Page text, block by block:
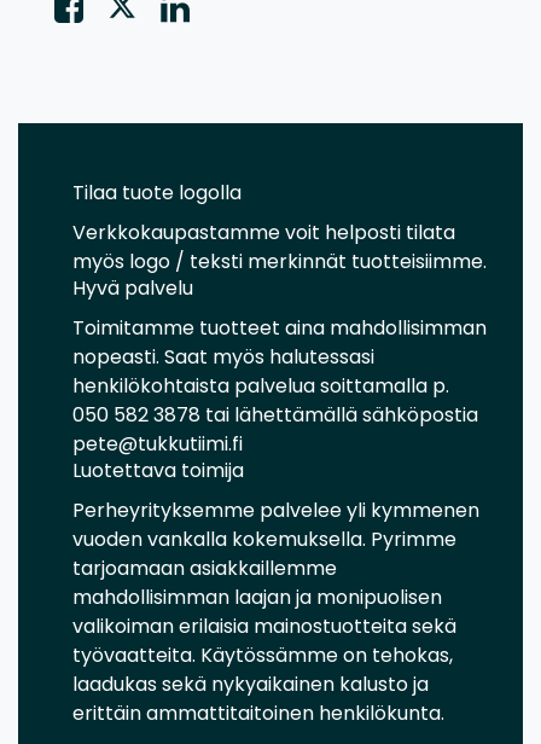
Tilaa tuote logolla
Verkkokaupastamme voit helposti tilata
myös logo / teksti merkinnät tuotteisiimme.
Hyvä palvelu
Toimitamme tuotteet aina mahdollisimman
nopeasti. Saat myös halutessasi
henkilökohtaista palvelua soittamalla p.
050 582 3878 tai lähettämällä sähköpostia
pete@tukkutiimi.fi
Luotettava toimija
Perheyrityksemme palvelee yli kymmenen
vuoden vankalla kokemuksella. Pyrimme
tarjoamaan asiakkaillemme
mahdollisimman laajan ja monipuolisen
valikoiman erilaisia mainostuotteita sekä
työvaatteita. Käytössämme on tehokas,
laadukas sekä nykyaikainen kalusto ja
erittäin ammattitaitoinen henkilökunta.